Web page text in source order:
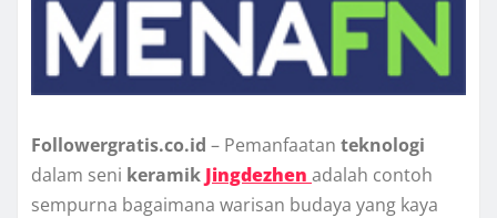
Followergratis.co.id – Pemanfaatan teknologi
dalam seni keramik Jingdezhen adalah contoh
sempurna bagaimana warisan budaya yang kaya